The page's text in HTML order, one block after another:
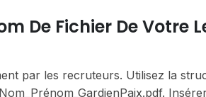
De Fichier De Votre
par les recruteurs. Utilisez la